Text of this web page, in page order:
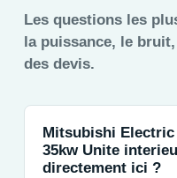
Les questions les
la puissance, le
des devis.
Mitsubishi
35kw Unite
directement ici ?